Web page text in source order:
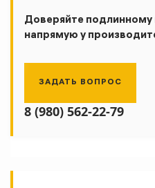
Доверяйте подлинному
напрямую у
ЗАДАТЬ ВОПРОС
8 (980) 562-22-79